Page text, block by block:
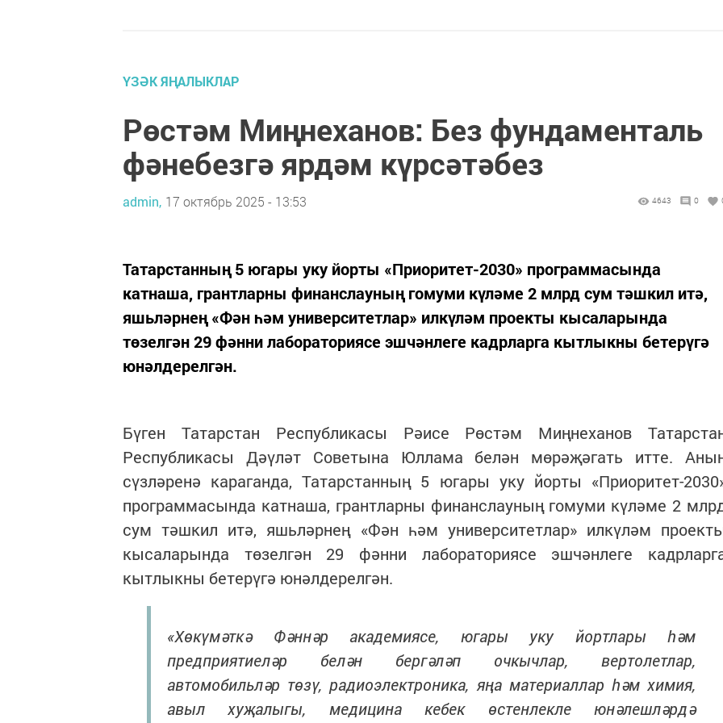
ҮЗӘК ЯҢАЛЫКЛАР
Рөстәм Миңнеханов: Без фундаменталь
фәнебезгә ярдәм күрсәтәбез
admin, 17 октябрь 2025 - 13:53 4643 0
Татарстанның 5 югары уку йорты «Приоритет-2030» программасында
катнаша, грантларны финанслауның гомуми күләме 2 млрд сум тәшкил итә,
яшьләрнең «Фән һәм университетлар» илкүләм проекты кысаларында
төзелгән 29 фәнни лабораториясе эшчәнлеге кадрларга кытлыкны бетерүгә
юнәлдерелгән.
Бүген Татарстан Республикасы Рәисе Рөстәм Миңнеханов
Республикасы Дәүләт Советына Юллама белән мөрәҗәгать итте.
сүзләренә караганда, Татарстанның 5 югары уку йорты «Приоритет-
программасында катнаша, грантларны финанслауның гомуми күләме 2
сум тәшкил итә, яшьләрнең «Фән һәм университетлар» илкүләм
кысаларында төзелгән 29 фәнни лабораториясе эшчәнлеге
кытлыкны бетерүгә юнәлдерелгән.
«Хөкүмәткә Фәннәр академиясе, югары уку йортлары һәм
предприятиеләр белән бергәләп очкычлар, вертолетлар,
автомобильләр төзү, радиоэлектроника, яңа материаллар һәм химия,
авыл хуҗалыгы, медицина кебек өстенлекле юнәлешләрдә